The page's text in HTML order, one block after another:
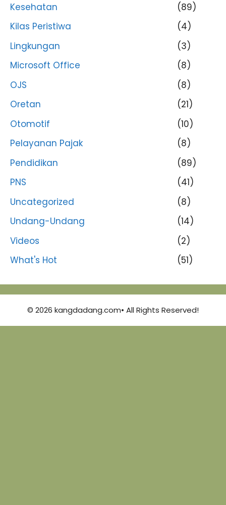
Kesehatan
(89)
Kilas Peristiwa
(4)
Lingkungan
(3)
Microsoft Office
(8)
OJS
(8)
Oretan
(21)
Otomotif
(10)
Pelayanan Pajak
(8)
Pendidikan
(89)
PNS
(41)
Uncategorized
(8)
Undang-Undang
(14)
Videos
(2)
What's Hot
(51)
© 2026 kangdadang.com• All Rights Reserved!